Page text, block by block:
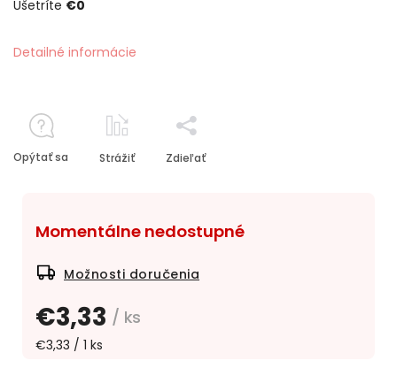
€3,33 / ks
€3,33 / 1 ks
Momentálne nedostupné
Možnosti doručenia
Ušetríte €0
Detailné informácie
Opýtať sa Strážiť Zdieľať